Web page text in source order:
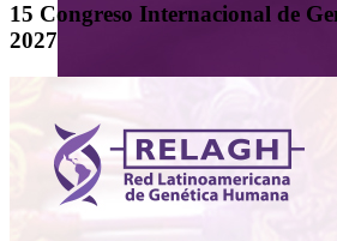
15 Congreso Internacional de
2027